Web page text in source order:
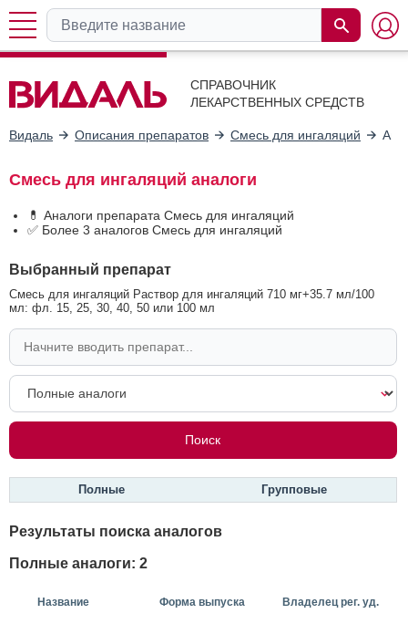
СПРАВОЧНИК
ЛЕКАРСТВЕННЫХ СРЕДСТВ
Видаль Описания препаратов Смесь для ингаляций
Смесь для ингаляций аналоги
💊 Аналоги препарата Смесь для ингаляций
✅ Более 3 аналогов Смесь для ингаляций
Выбранный препарат
Смесь для ингаляций Раствор для ингаляций 710 мг+35.7 мл/100
мл: фл. 15, 25, 30, 40, 50 или 100 мл
Полные Групповые
Результаты поиска аналогов
Полные аналоги: 2
Название Форма выпуска Владелец рег. уд.